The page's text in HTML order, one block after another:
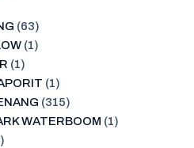
(63)
(1)
(1)
(1)
(315)
WATERBOOM (1)